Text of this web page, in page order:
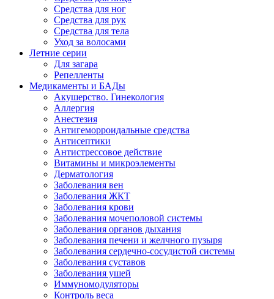
Средства для ног
Средства для рук
Средства для тела
Уход за волосами
Летние серии
Для загара
Репелленты
Медикаменты и БАДы
Акушерство. Гинекология
Аллергия
Анестезия
Антигеморроидальные средства
Антисептики
Антистрессовое действие
Витамины и микроэлементы
Дерматология
Заболевания вен
Заболевания ЖКТ
Заболевания крови
Заболевания мочеполовой системы
Заболевания органов дыхания
Заболевания печени и желчного пузыря
Заболевания сердечно-сосудистой системы
Заболевания суставов
Заболевания ушей
Иммуномодуляторы
Контроль веса